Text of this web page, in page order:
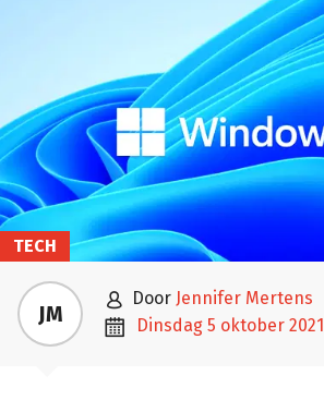
TECH
JM  door Jennifer Mertens
 dinsdag 5 oktober 2021